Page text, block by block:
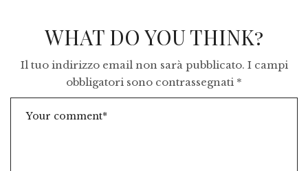
WHAT DO YOU THINK?
Il tuo indirizzo email non sarà pubblicato. I campi
obbligatori sono contrassegnati *